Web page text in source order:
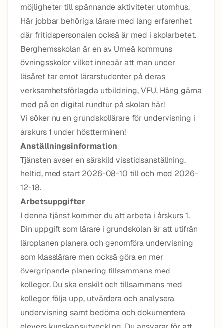
möjligheter till spännande aktiviteter utomhus.
Här jobbar behöriga lärare med lång erfarenhet
där fritidspersonalen också är med i skolarbetet.
Berghemsskolan är en av Umeå kommuns
övningsskolor vilket innebär att man under
läsåret tar emot lärarstudenter på deras
verksamhetsförlagda utbildning, VFU. Häng gärna
med på en digital rundtur på skolan här!
Vi söker nu en grundskollärare för undervisning i
årskurs 1 under höstterminen!
Anställningsinformation
Tjänsten avser en särskild visstidsanställning,
heltid, med start 2026-08-10 till och med 2026-
12-18.
Arbetsuppgifter
I denna tjänst kommer du att arbeta i årskurs 1.
Din uppgift som lärare i grundskolan är att utifrån
läroplanen planera och genomföra undervisning
som klasslärare men också göra en mer
övergripande planering tillsammans med
kollegor. Du ska enskilt och tillsammans med
kollegor följa upp, utvärdera och analysera
undervisning samt bedöma och dokumentera